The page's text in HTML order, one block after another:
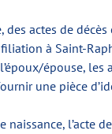
des actes de
à Saint-
épouse,
une pièce
naissance,